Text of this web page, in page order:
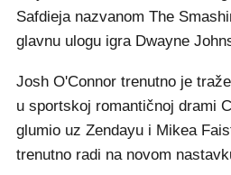
Safdieja nazvanom The
glavnu ulogu igra Dwayne
Josh O'Connor trenutno je
u sportskoj romantičnoj drami
glumio uz Zendayu i Mikea
trenutno radi na novom